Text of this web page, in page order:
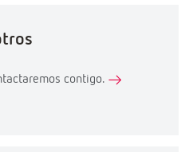
contigo.